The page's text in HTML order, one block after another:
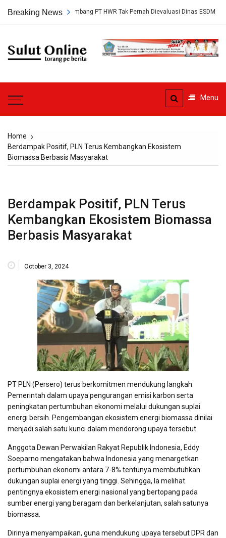
Breaking News
Tambang PT HWR Tak Pernah Dievaluasi Dinas ESDM
Sulut
Menu
Home
Berdampak Positif, PLN Terus Kembangkan Ekosistem
Biomassa Berbasis Masyarakat
Berdampak Positif, PLN Terus
Kembangkan Ekosistem Biomassa
Berbasis Masyarakat
October 3, 2024
PT PLN (Persero) terus berkomitmen mendukung langkah
Pemerintah dalam upaya pengurangan emisi karbon serta
peningkatan pertumbuhan ekonomi melalui dukungan suplai
energi bersih. Pengembangan ekosistem energi biomassa dinilai
menjadi salah satu kunci dalam mendorong upaya tersebut.
Anggota Dewan Perwakilan Rakyat Republik Indonesia, Eddy
Soeparno mengatakan bahwa Indonesia yang menargetkan
pertumbuhan ekonomi antara 7-8% tentunya membutuhkan
dukungan suplai energi yang tinggi. Sehingga, Ia melihat
pentingnya ekosistem energi nasional yang bertopang pada
sumber energi yang beragam dan berkelanjutan, salah satunya
biomassa.
Dirinya menyampaikan, guna mendukung upaya tersebut DPR dan